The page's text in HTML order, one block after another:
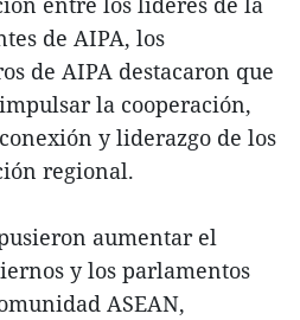
de AIPA, los
de AIPA destacaron que
la cooperación,
y liderazgo de los
regional.
aumentar el
y los parlamentos
ASEAN,